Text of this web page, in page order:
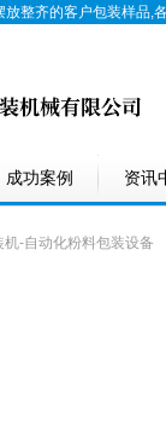
放整齐的客户包装样品,
成功案例 资讯
-自动化粉料包装设备